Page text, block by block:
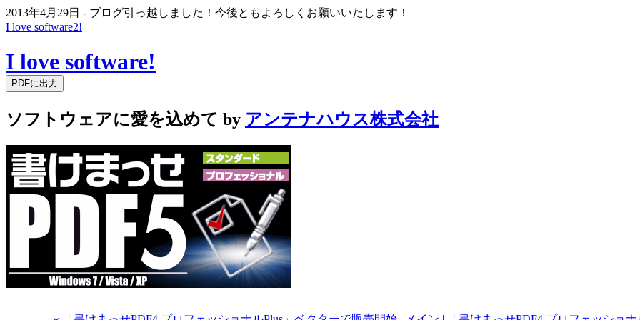
2013年4月29日 - ブログ引っ越しました！今後ともよろしくお願いいたします！
I love software2!
I love software!
ソフトウェアに愛を込めて by アンテナハウス株式会社